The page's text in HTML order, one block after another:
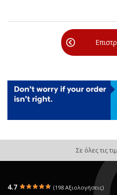
Σε όλες τις
4.7 (198 Αξιολογήσεις)